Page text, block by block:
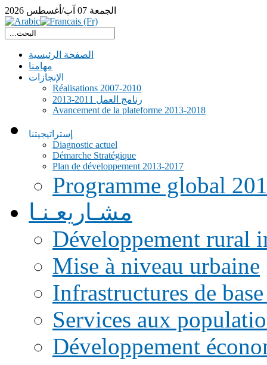
الجمعة 07 آب/أغسطس 2026
الصفحة الرئيسية
مهامنا
الإنجازات
Réalisations 2007-2010
رنامج العمل 2011-2013
Avancement de la plateforme 2013-2018
إستراتيجيتنا
Diagnostic actuel
Démarche Stratégique
Plan de développement 2013-2017
Programme global
مشـاريعـنـا
Développement rural
Mise à niveau urbaine
Infrastructures de
Services aux
Développement